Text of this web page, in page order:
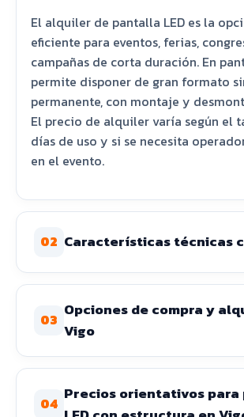
El alquiler de pantalla LED es la
eficiente para eventos, ferias,
campañas de corta duración. En
permite disponer de gran formato
permanente, con montaje y
El precio de alquiler varía según el
días de uso y si se necesita
en el evento.
02 Características técnicas
03
Opciones de compra y
Vigo
04
Precios orientativos